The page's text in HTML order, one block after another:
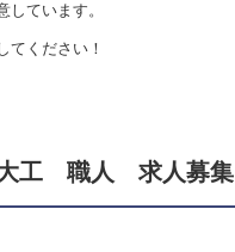
ています。
てください！
工 職人 求人募集